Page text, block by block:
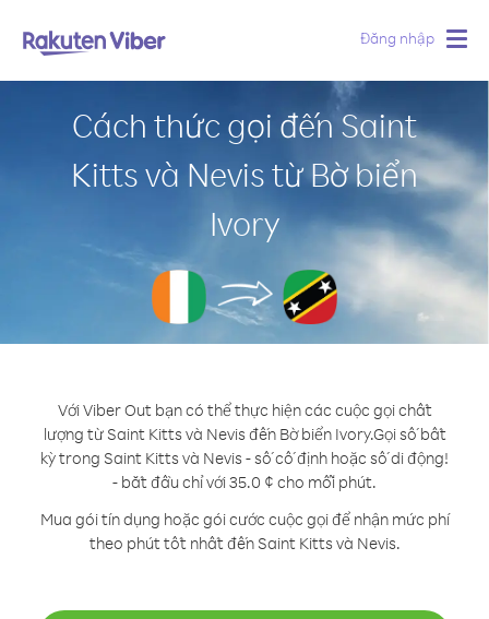
Đăng nhập
Cách thức gọi đến Saint
Kitts và Nevis từ Bờ biển
Ivory
Với Viber Out bạn có thể thực hiện các cuộc gọi chất
lượng từ Saint Kitts và Nevis đến Bờ biển Ivory.Gọi số bất
kỳ trong Saint Kitts và Nevis - số cố định hoặc số di động!
- bắt đầu chỉ với 35.0 ¢ cho mỗi phút.
Mua gói tín dụng hoặc gói cước cuộc gọi để nhận mức phí
theo phút tốt nhất đến Saint Kitts và Nevis.